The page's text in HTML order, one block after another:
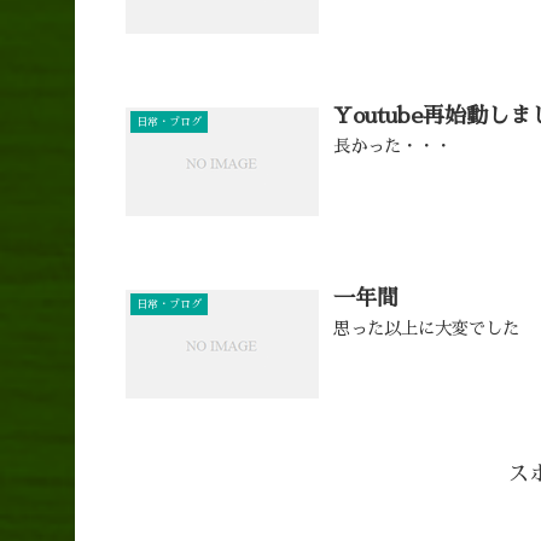
日常・ブログ Youtube再始動しま
長かった・・・
日常・ブログ 一年間
思った以上に大変でした
ス